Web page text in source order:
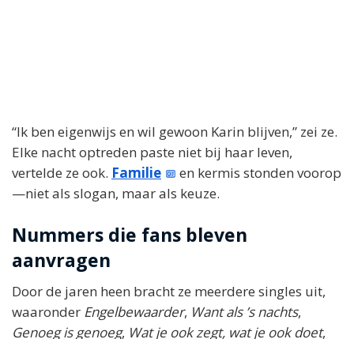
“Ik ben eigenwijs en wil gewoon Karin blijven,” zei ze.
Elke nacht optreden paste niet bij haar leven,
vertelde ze ook. Familie
en kermis stonden voorop
—niet als slogan, maar als keuze.
Nummers die fans bleven
aanvragen
Door de jaren heen bracht ze meerdere singles uit,
waaronder Engelbewaarder, Want als ’s nachts,
Genoeg is genoeg, Wat je ook zegt, wat je ook doet,